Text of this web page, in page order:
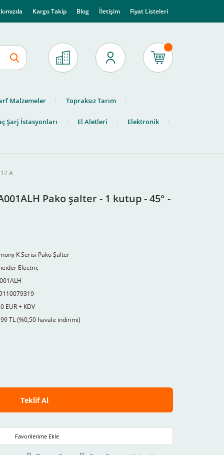
Kargo Takip Blog İletişim Fiyat Listeleri
Malzemeler Topraksız Tarım
Şarj İstasyonları El Aletleri Elektronik
A
Pako şalter - 1 kutup - 45° -
K Serisi Pako Şalter
Electric
EUR + KDV
TL (%0,50 havale indirimi)
Teklif Al